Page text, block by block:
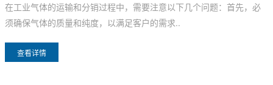
在工业气体的运输和分销过程中，需要注意以下几个问题：首先，必
须确保气体的质量和纯度，以满足客户的需求..
查看详情